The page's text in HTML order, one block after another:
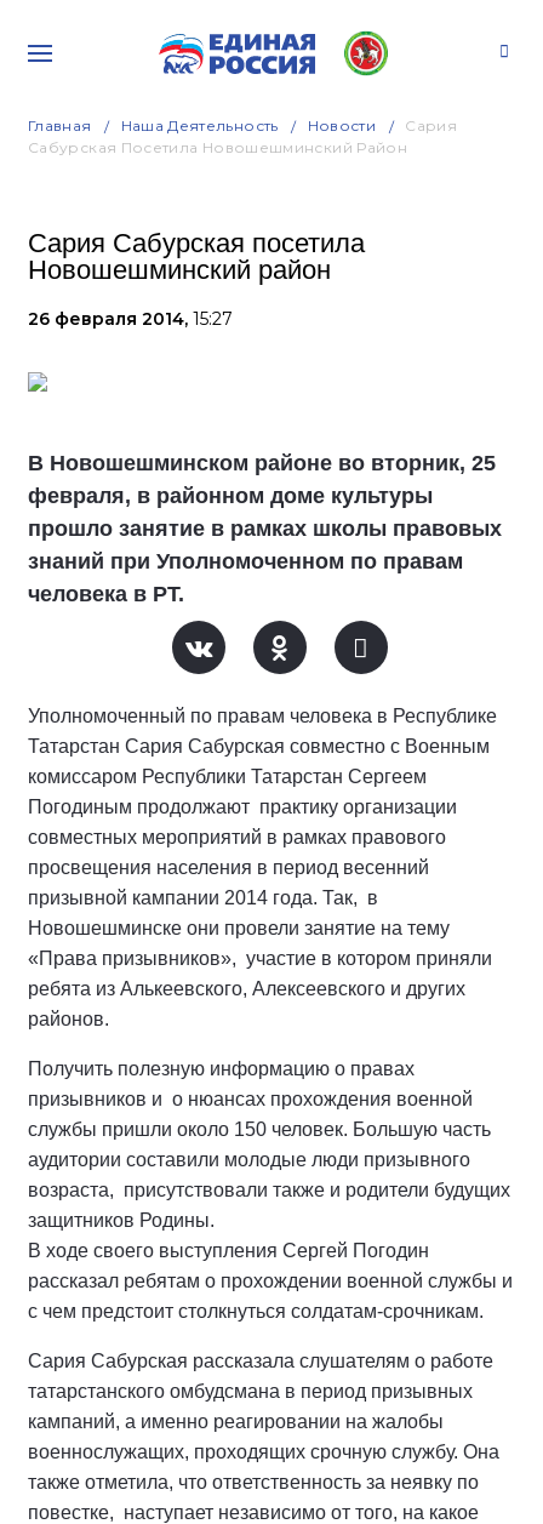
Главная Наша Деятельность Новости
Сария
Сабурская Посетила Новошешминский Район
Сария Сабурская посетила
Новошешминский район
26 февраля 2014, 15:27
В Новошешминском районе во вторник, 25
февраля, в районном доме культуры
прошло занятие в рамках школы правовых
знаний при Уполномоченном по правам
человека в РТ.
Уполномоченный по правам человека в Республике
Татарстан Сария Сабурская совместно с Военным
комиссаром Республики Татарстан Сергеем
Погодиным продолжают практику организации
совместных мероприятий в рамках правового
просвещения населения в период весенний
призывной кампании 2014 года. Так, в
Новошешминске они провели занятие на тему
«Права призывников», участие в котором приняли
ребята из Алькеевского, Алексеевского и других
районов.
Получить полезную информацию о правах
призывников и о нюансах прохождения военной
службы пришли около 150 человек. Большую часть
аудитории составили молодые люди призывного
возраста, присутствовали также и родители будущих
защитников Родины.
В ходе своего выступления Сергей Погодин
рассказал ребятам о прохождении военной службы и
с чем предстоит столкнуться солдатам-срочникам.
Сария Сабурская рассказала слушателям о работе
татарстанского омбудсмана в период призывных
кампаний, а именно реагировании на жалобы
военнослужащих, проходящих срочную службу. Она
также отметила, что ответственность за неявку по
повестке, наступает независимо от того, на какое